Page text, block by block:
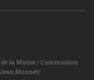
la Marne / Commission
Monnet)